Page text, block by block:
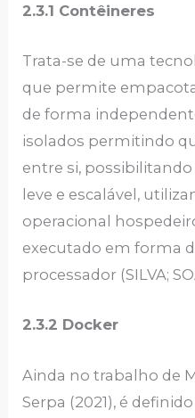
2.3.1 Contêineres
Trata-se de uma
que permite
de forma
isolados permitindo
entre si,
leve e escalável,
operacional
executado em forma
processador (SILVA;
2.3.2 Docker
Ainda no trabalho de
Serpa (2021), é